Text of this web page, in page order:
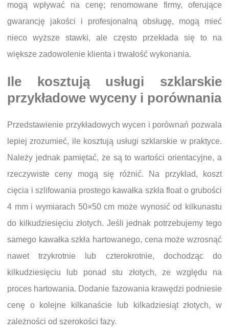
mogą wpływać na cenę; renomowane firmy, oferujące
gwarancję jakości i profesjonalną obsługę, mogą mieć
nieco wyższe stawki, ale często przekłada się to na
większe zadowolenie klienta i trwałość wykonania.
Ile kosztują usługi szklarskie
przykładowe wyceny i porównania
Przedstawienie przykładowych wycen i porównań pozwala
lepiej zrozumieć, ile kosztują usługi szklarskie w praktyce.
Należy jednak pamiętać, że są to wartości orientacyjne, a
rzeczywiste ceny mogą się różnić. Na przykład, koszt
cięcia i szlifowania prostego kawałka szkła float o grubości
4 mm i wymiarach 50×50 cm może wynosić od kilkunastu
do kilkudziesięciu złotych. Jeśli jednak potrzebujemy tego
samego kawałka szkła hartowanego, cena może wzrosnąć
nawet trzykrotnie lub czterokrotnie, dochodząc do
kilkudziesięciu lub ponad stu złotych, ze względu na
proces hartowania. Dodanie fazowania krawędzi podniesie
cenę o kolejne kilkanaście lub kilkadziesiąt złotych, w
zależności od szerokości fazy.